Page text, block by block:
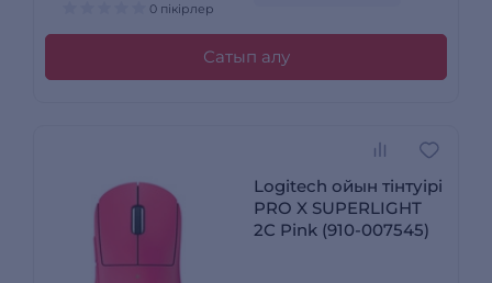
0 пікірлер
Сатып алу
Logitech ойын тінтуірі
PRO X SUPERLIGHT
2C Pink (910-007545)